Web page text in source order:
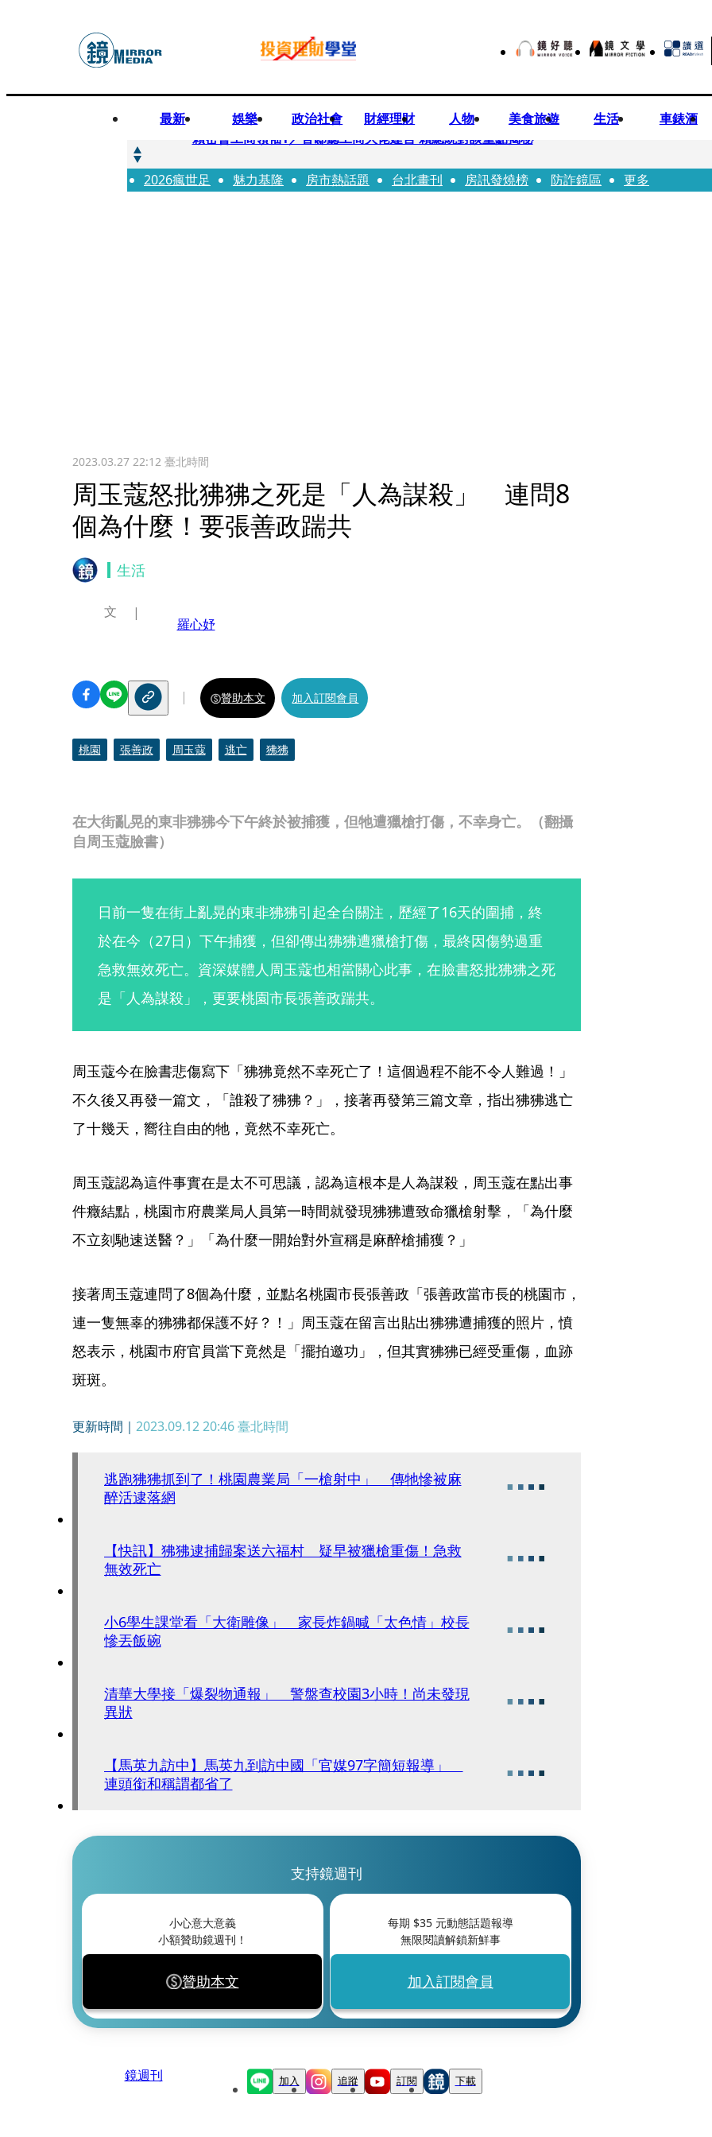
最新 娛樂 政治社會 財經理財 人物 美食旅遊 生活 車錶酒
快訊
賴密會工商領袖1／官邸聽工商大佬建言 賴總統對談重點揭秘
快訊
台中女師遭特教生刺傷右眼恐失明 工會籲檢討校安破口：老師不是肉身盾牌
2026瘋世足 魅力基隆 房市熱話題 台北畫刊 房訊發燒榜 防詐鏡區 更多
2023.03.27 22:12臺北時間
周玉蔻怒批狒狒之死是「人為謀殺」 連問8
個為什麼！要張善政踹共
生活
在大街亂晃的東非狒狒今下午終於被捕獲，但牠遭獵槍打傷，不幸身亡。（翻攝
自周玉蔻臉書）
文
羅心妤
贊助本文 加入訂閱會員
桃園 張善政 周玉蔻 逃亡 狒狒
日前一隻在街上亂晃的東非狒狒引起全台關注，歷經了16天的圍捕，終
於在今（27日）下午捕獲，但卻傳出狒狒遭獵槍打傷，最終因傷勢過重
急救無效死亡。資深媒體人周玉蔻也相當關心此事，在臉書怒批狒狒之死
是「人為謀殺」，更要桃園市長張善政踹共。
周玉蔻今在臉書悲傷寫下「狒狒竟然不幸死亡了！這個過程不能不令人難過！」
不久後又再發一篇文，「誰殺了狒狒？」，接著再發第三篇文章，指出狒狒逃亡
了十幾天，嚮往自由的牠，竟然不幸死亡。
周玉蔻認為這件事實在是太不可思議，認為這根本是人為謀殺，周玉蔻在點出事
件癥結點，桃園市府農業局人員第一時間就發現狒狒遭致命獵槍射擊，「為什麼
不立刻馳速送醫？」「為什麼一開始對外宣稱是麻醉槍捕獲？」
接著周玉蔻連問了8個為什麼，並點名桃園市長張善政「張善政當市長的桃園市，
連一隻無辜的狒狒都保護不好？！」周玉蔻在留言出貼出狒狒遭捕獲的照片，憤
怒表示，桃園巿府官員當下竟然是「擺拍邀功」，但其實狒狒已經受重傷，血跡
斑斑。
更新時間｜ 2023.09.12 20:46臺北時間
逃跑狒狒抓到了！桃園農業局「一槍射中」 傳牠慘被麻
醉活逮落網
【快訊】狒狒逮捕歸案送六福村 疑早被獵槍重傷！急救
無效死亡
小6學生課堂看「大衛雕像」 家長炸鍋喊「太色情」校長
慘丟飯碗
清華大學接「爆裂物通報」 警盤查校園3小時！尚未發現
異狀
【馬英九訪中】馬英九到訪中國「官媒97字簡短報導」
連頭銜和稱謂都省了
支持鏡週刊
小心意大意義
小額贊助鏡週刊！
贊助本文
每期 $35元動態話題報導
無限閱讀解鎖新鮮事
加入訂閱會員
鏡週刊 加入 追蹤 訂閱 下載